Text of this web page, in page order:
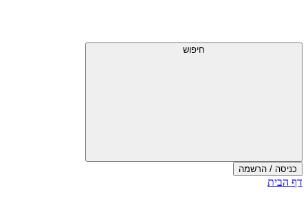
עליון
חיפוש
כניסה / הרשמה
סוף
דף הבית